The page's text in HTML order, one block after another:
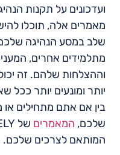
ועדכונים על תקנות
מאמרים אלה, תוכלו
שלב במסע הנהיגה
מתלמידים אחרים,
וההצלחות שלהם. זה
יותר ומונעים יותר
בין אם אתם מתחילים
שלכם, המאמרים
המותאם לצרכים שלכם.